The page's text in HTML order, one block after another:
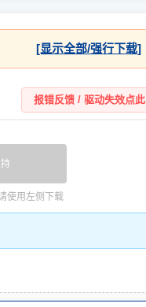
[显示全部/强行下载]
报错反馈 / 驱动失效点此
使用左侧下载